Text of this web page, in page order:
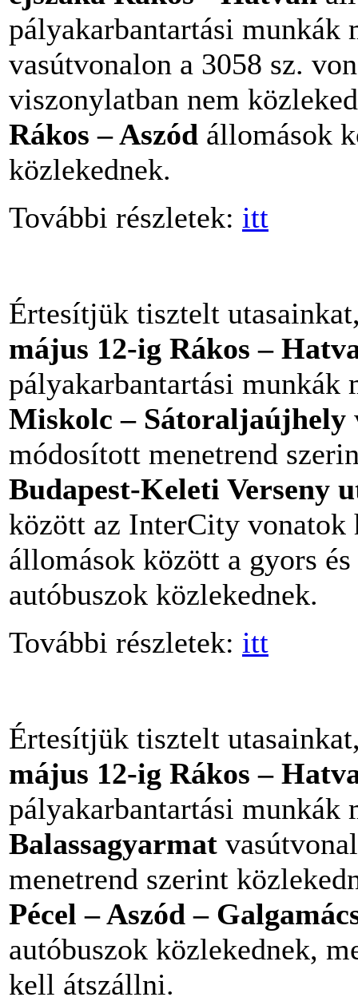
pályakarbantartási munkák
vasútvonalon a 3058 sz.
viszonylatban nem
Rákos – Aszód állomások
közlekednek.
További részletek: itt
Értesítjük tisztelt
május 12-ig Rákos –
pályakarbantartási munkák
Miskolc – Sátoraljaújhely
módosított menetrend
Budapest-Keleti Verseny
között az InterCity
állomások között a gyors
autóbuszok közlekednek.
További részletek: itt
Értesítjük tisztelt
május 12-ig Rákos –
pályakarbantartási munkák
Balassagyarmat
menetrend szerint
Pécel – Aszód –
autóbuszok közlekednek,
kell átszállni.